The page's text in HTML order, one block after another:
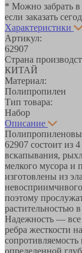
* Можно забрать в
если заказать
Характеристики
Артикул:
62907
Страна
КИТАЙ
Материал:
Полипропилен
Тип товара:
Набор
Описание
62907 состоит из
вскапывания,
мелкого мусора и
изготовлены из
поэтому
растительностью
Надежность — все
ребра жесткости
сопротивляемость
определенной